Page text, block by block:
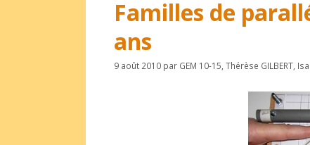
Familles de
ans
9 août 2010 par GEM 10-15 Thérèse GILBERT